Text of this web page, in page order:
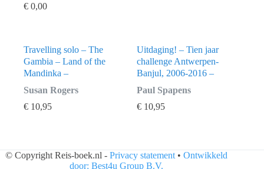
€ 0,00
Travelling solo – The
Gambia – Land of the
Mandinka –
Susan Rogers
€ 10,95
Uitdaging! – Tien jaar
challenge Antwerpen-
Banjul, 2006-2016 –
Paul Spapens
€ 10,95
© Copyright Reis-boek.nl - Privacy statement • Ontwikkeld
door: Best4u Group B.V.